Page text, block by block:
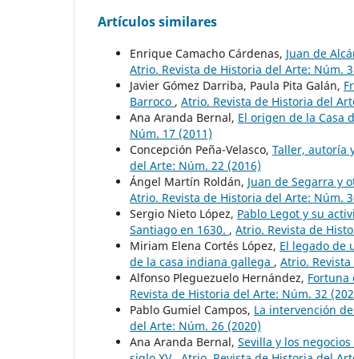
Artículos similares
Enrique Camacho Cárdenas, Juan de
Atrio. Revista de Historia del Arte: Núm.
Javier Gómez Darriba, Paula Pita Galán,
Barroco , Atrio. Revista de Historia del
Ana Aranda Bernal, El origen de la Casa
Núm. 17 (2011)
Concepción Peña-Velasco, Taller, autoría
del Arte: Núm. 22 (2016)
Ángel Martín Roldán, Juan de Segarra y
Atrio. Revista de Historia del Arte: Núm.
Sergio Nieto López, Pablo Legot y su
Santiago en 1630. , Atrio. Revista de
Miriam Elena Cortés López, El legado de
de la casa indiana gallega , Atrio.
Alfonso Pleguezuelo Hernández, Fortuna
Revista de Historia del Arte: Núm. 32
Pablo Gumiel Campos, La intervención
del Arte: Núm. 26 (2020)
Ana Aranda Bernal, Sevilla y los